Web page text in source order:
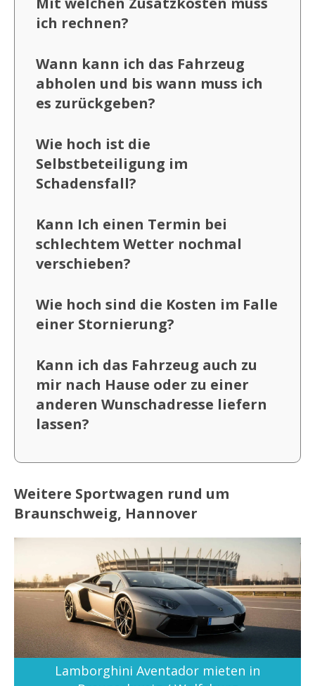
ich rechnen?
Wann kann ich das Fahrzeug
abholen und bis wann muss ich
es zurückgeben?
Wie hoch ist die
Selbstbeteiligung im
Schadensfall?
Kann Ich einen Termin bei
schlechtem Wetter nochmal
verschieben?
Wie hoch sind die Kosten im Falle
einer Stornierung?
Kann ich das Fahrzeug auch zu
mir nach Hause oder zu einer
anderen Wunschadresse liefern
lassen?
Weitere Sportwagen rund um
Braunschweig, Hannover
Lamborghini Aventador mieten in